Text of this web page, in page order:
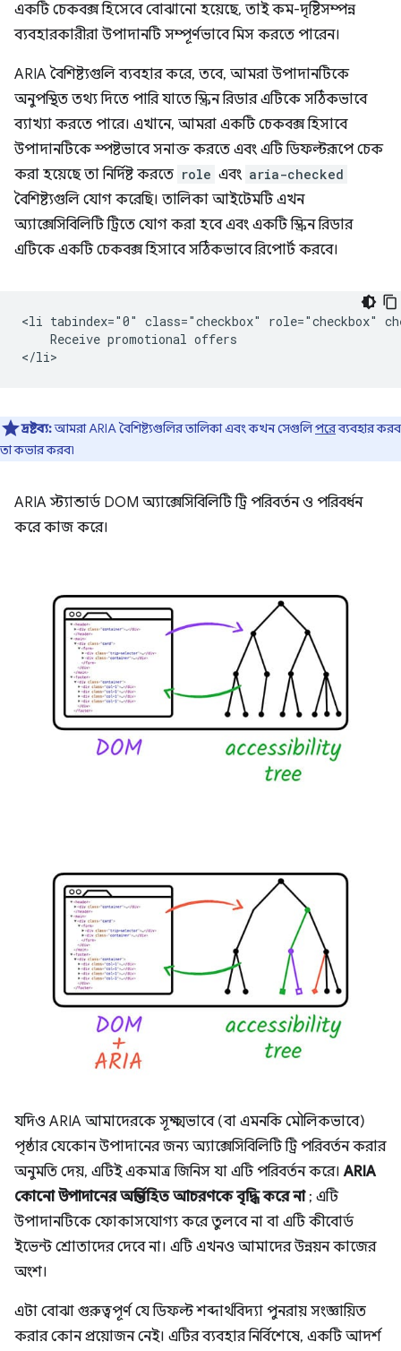
একটি চেকবক্স হিসেবে বোঝানো হয়েছে, তাই কম-দৃষ্টিসম্পন্ন
ব্যবহারকারীরা উপাদানটি সম্পূর্ণভাবে মিস করতে পারেন।
ARIA বৈশিষ্ট্যগুলি ব্যবহার করে, তবে, আমরা উপাদানটিকে
অনুপস্থিত তথ্য দিতে পারি যাতে স্ক্রিন রিডার এটিকে সঠিকভাবে
ব্যাখ্যা করতে পারে। এখানে, আমরা একটি চেকবক্স হিসাবে
উপাদানটিকে স্পষ্টভাবে সনাক্ত করতে এবং এটি ডিফল্টরূপে চেক
করা হয়েছে তা নির্দিষ্ট করতে role এবং aria-checked
বৈশিষ্ট্যগুলি যোগ করেছি। তালিকা আইটেমটি এখন
অ্যাক্সেসিবিলিটি ট্রিতে যোগ করা হবে এবং একটি স্ক্রিন রিডার
এটিকে একটি চেকবক্স হিসাবে সঠিকভাবে রিপোর্ট করবে।
<li tabindex="0" class="checkbox" role="checkbox"
    Receive promotional offers
দ্রষ্টব্য:আমরা ARIA বৈশিষ্ট্যগুলির তালিকা এবং কখন সেগুলিপরেব্যবহার করব
তা কভার করব৷
ARIA স্ট্যান্ডার্ড DOM অ্যাক্সেসিবিলিটি ট্রি পরিবর্তন ও পরিবর্ধন
করে কাজ করে।
যদিও ARIA আমাদেরকে সূক্ষ্মভাবে (বা এমনকি মৌলিকভাবে)
পৃষ্ঠার যেকোন উপাদানের জন্য অ্যাক্সেসিবিলিটি ট্রি পরিবর্তন করার
অনুমতি দেয়, এটিই একমাত্র জিনিস যা এটি পরিবর্তন করে।ARIA
কোনো উপাদানের অন্তর্নিহিত আচরণকে বৃদ্ধি করে না; এটি
উপাদানটিকে ফোকাসযোগ্য করে তুলবে না বা এটি কীবোর্ড
ইভেন্ট শ্রোতাদের দেবে না। এটি এখনও আমাদের উন্নয়ন কাজের
অংশ।
এটা বোঝা গুরুত্বপূর্ণ যে ডিফল্ট শব্দার্থবিদ্যা পুনরায় সংজ্ঞায়িত
করার কোন প্রয়োজন নেই। এটির ব্যবহার নির্বিশেষে, একটি আদর্শ